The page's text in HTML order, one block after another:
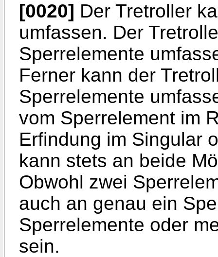
[0020] Der Tretroller
umfassen. Der
Sperrelemente
Ferner kann der
Sperrelemente
vom Sperrelement im
Erfindung im Singular
kann stets an beide
Obwohl zwei
auch an genau ein
Sperrelemente oder
sein.